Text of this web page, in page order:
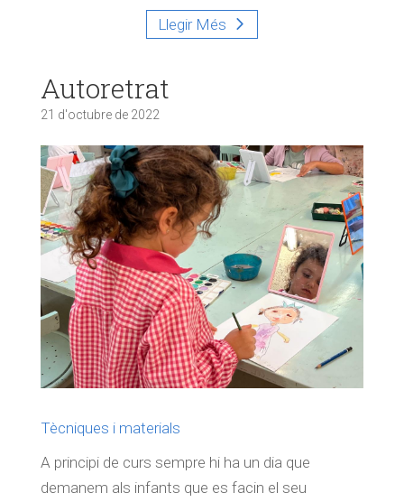
Llegir Més
Autoretrat
21 d'octubre de 2022
Tècniques i materials
A principi de curs sempre hi ha un dia que
demanem als infants que es facin el seu